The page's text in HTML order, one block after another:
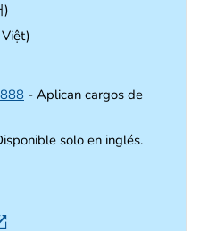
)
- Aplican cargos de
iconsolo en inglés.
icon